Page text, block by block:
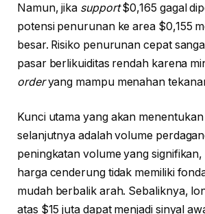
Namun, jika support$0,165 gagal
potensi penurunan ke area $0,155
besar. Risiko penurunan cepat
pasar berlikuiditas rendah karena
orderyang mampu menahan
Kunci utama yang akan
selanjutnya adalah volume
peningkatan volume yang
harga cenderung tidak memiliki
mudah berbalik arah. Sebaliknya,
atas $15 juta dapat menjadi sinyal